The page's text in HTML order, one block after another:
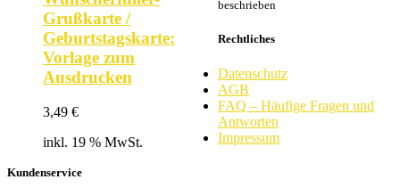
Grußkarte /
Geburtstagskarte:
Vorlage zum
Ausdrucken
3,49 €
inkl. 19 % MwSt.
beschrieben
Rechtliches
Datenschutz
AGB
FAQ – Häufige Fragen und
Antworten
Impressum
Kundenservice